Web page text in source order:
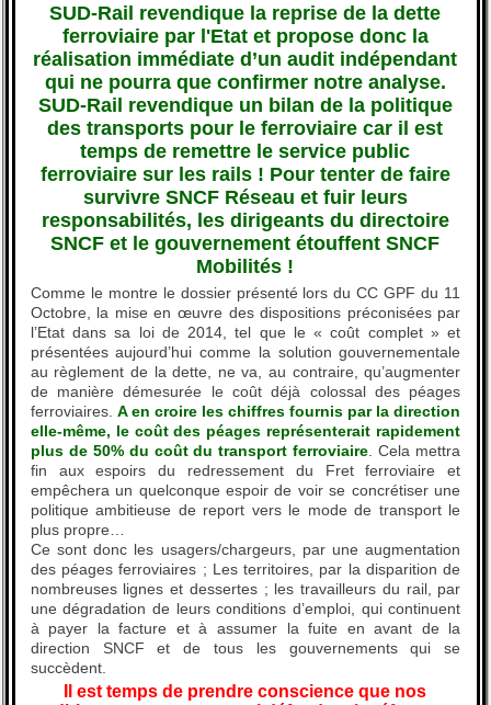
SUD-Rail revendique la reprise de la dette
ferroviaire par l'Etat et propose donc la
réalisation immédiate d’un audit indépendant
qui ne pourra que confirmer notre analyse.
SUD-Rail revendique un bilan de la politique
des transports pour le ferroviaire car il est
temps de remettre le service public
ferroviaire sur les rails ! Pour tenter de faire
survivre SNCF Réseau et fuir leurs
responsabilités, les dirigeants du directoire
SNCF et le gouvernement étouffent SNCF
Mobilités !
Comme le montre le dossier présenté lors du CC GPF du 11
Octobre, la mise en œuvre des dispositions préconisées par
l’Etat dans sa loi de 2014, tel que le « coût complet » et
présentées aujourd’hui comme la solution gouvernementale
au règlement de la dette, ne va, au contraire, qu’augmenter
de manière démesurée le coût déjà colossal des péages
ferroviaires. A en croire les chiffres fournis par la direction
elle-même, le coût des péages représenterait rapidement
plus de 50% du coût du transport ferroviaire Cela mettra
fin aux espoirs du redressement du Fret ferroviaire et
empêchera un quelconque espoir de voir se concrétiser une
politique ambitieuse de report vers le mode de transport le
plus propre…
Ce sont donc les usagers/chargeurs, par une augmentation
des péages ferroviaires ; Les territoires, par la disparition de
nombreuses lignes et dessertes ; les travailleurs du rail, par
une dégradation de leurs conditions d’emploi, qui continuent
à payer la facture et à assumer la fuite en avant de la
direction SNCF et de tous les gouvernements qui se
succèdent.
Il est temps de prendre conscience que nos